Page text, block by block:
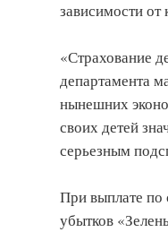
зависимости от
«Страхование
департамента
нынешних
своих детей
серьезным
При выплате
убытков